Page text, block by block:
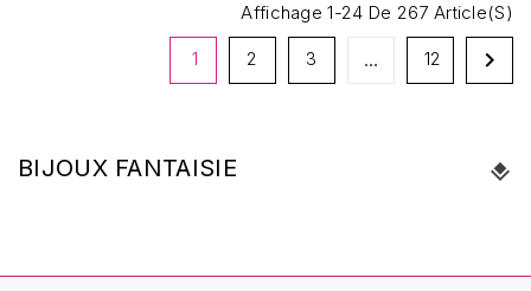
Affichage 1-24 De 267 Article(s)
1 2 3 … 12 
BIJOUX FANTAISIE